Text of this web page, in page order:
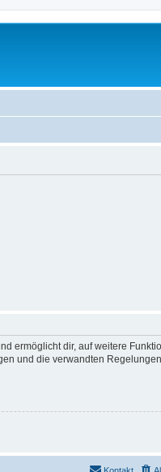
ermöglicht dir, auf weitere
und die verwandten